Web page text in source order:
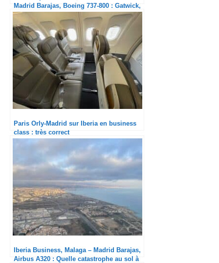
Madrid Barajas, Boeing 737-800 : Gatwick,
quel enfer !
Paris Orly-Madrid sur Iberia en business
class : très correct
Iberia Business, Malaga – Madrid Barajas,
Airbus A320 : Quelle catastrophe au sol à